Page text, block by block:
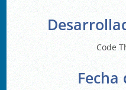
Code
Fecha